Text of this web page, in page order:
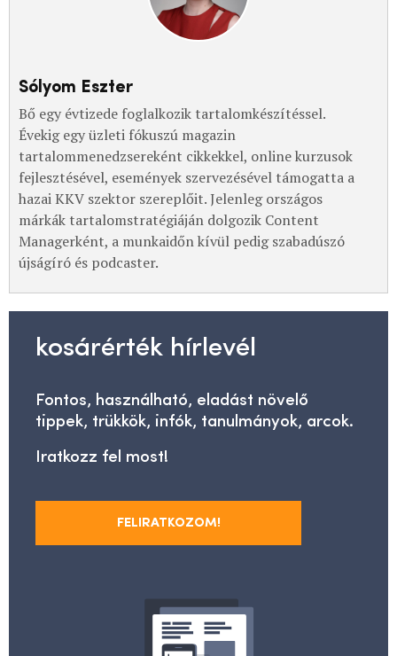
Sólyom Eszter
Bő egy évtizede foglalkozik tartalomkészítéssel.
Évekig egy üzleti fókuszú magazin
tartalommenedzsereként cikkekkel, online kurzusok
fejlesztésével, események szervezésével támogatta a
hazai KKV szektor szereplőit. Jelenleg országos
márkák tartalomstratégiáján dolgozik Content
Managerként, a munkaidőn kívül pedig szabadúszó
újságíró és podcaster.
kosárérték hírlevél
Fontos, használható, eladást növelő
tippek, trükkök, infók, tanulmányok, arcok.
Iratkozz fel most!
FELIRATKOZOM!